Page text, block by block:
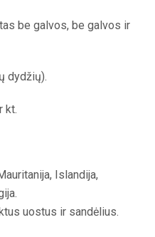
be galvos, be galvos ir
dydžių).
kt.
Islandija,
uostus ir sandėlius.